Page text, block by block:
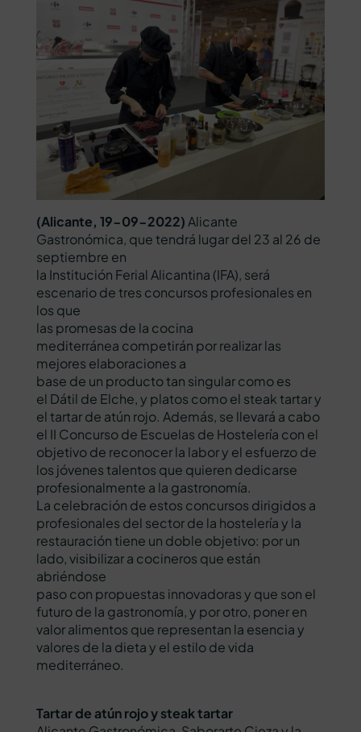
(Alicante, 19-09-2022) Alicante
Gastronómica, que tendrá lugar del 23 al 26 de
septiembre en
la Institución Ferial Alicantina (IFA), será
escenario de tres concursos profesionales en
los que
las promesas de la cocina
mediterránea competirán por realizar las
mejores elaboraciones a
base de un producto tan singular como es
el Dátil de Elche, y platos como el steak tartar y
el tartar de atún rojo. Además, se llevará a cabo
el II Concurso de Escuelas de Hostelería con el
objetivo de reconocer la labor y el esfuerzo de
los jóvenes talentos que quieren dedicarse
profesionalmente a la gastronomía.
La celebración de estos concursos dirigidos a
profesionales del sector de la hostelería y la
restauración tiene un doble objetivo: por un
lado, visibilizar a cocineros que están
abriéndose
paso con propuestas innovadoras y que son el
futuro de la gastronomía, y por otro, poner en
valor alimentos que representan la esencia y
valores de la dieta y el estilo de vida
mediterráneo.
Tartar de atún rojo y steak tartar